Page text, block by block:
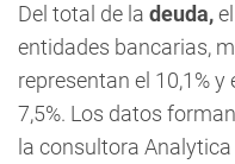
Del total de la deuda,
entidades bancarias,
representan el 10,1% y
7,5%. Los datos
la consultora